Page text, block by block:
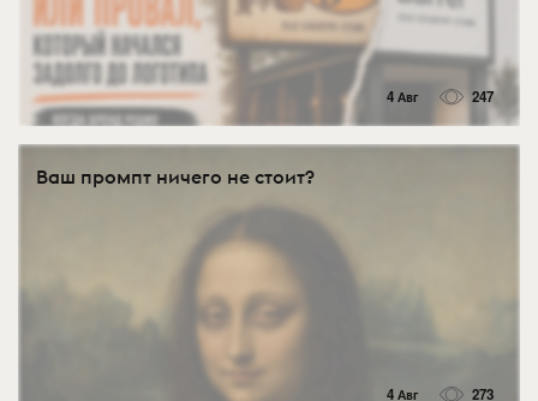
4 Авг 247
Ваш промпт ничего не стоит?
4 Авг 273